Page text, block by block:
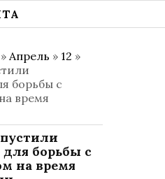
» Апрель » 12 »
борьбы с
время
борьбы с
на время